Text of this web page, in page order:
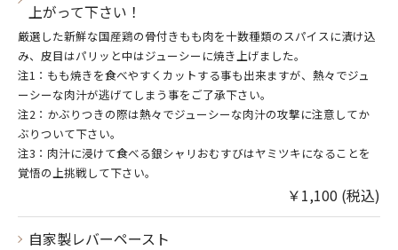
上がって下さい！
厳選した新鮮な国産鶏の骨付きもも肉を十数種類のスパイスに漬け込
み、皮目はパリッと中はジューシーに焼き上げました。
注1：もも焼きを食べやすくカットする事も出来ますが、熱々でジュ
ーシーな肉汁が逃げてしまう事をご了承下さい。
注2：かぶりつきの際は熱々でジューシーな肉汁の攻撃に注意してか
ぶりついて下さい。
注3：肉汁に浸けて食べる銀シャリおむすびはヤミツキになることを
覚悟の上挑戦して下さい。
￥1,100 (税込)
自家製レバーペースト